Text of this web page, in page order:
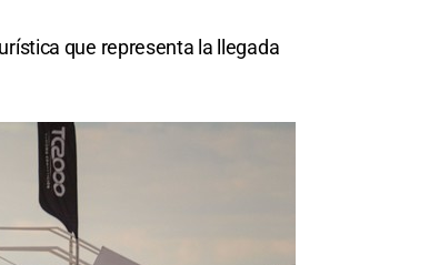
que representa la llegada